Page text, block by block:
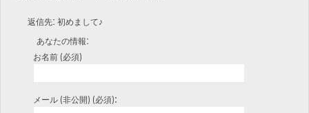
返信先: 初めまして♪
あなたの情報:
お名前 (必須)
メール (非公開) (必須):